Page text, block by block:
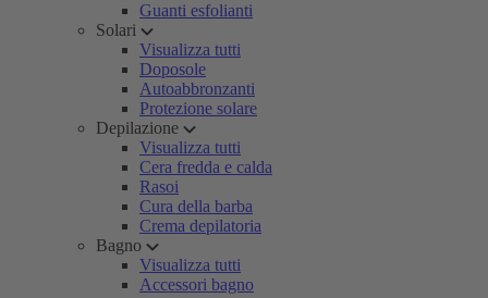
Guanti esfolianti
Solari
Visualizza tutti
Doposole
Autoabbronzanti
Protezione solare
Depilazione
Visualizza tutti
Cera fredda e calda
Rasoi
Cura della barba
Crema depilatoria
Bagno
Visualizza tutti
Accessori bagno